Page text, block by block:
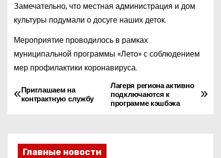
Замечательно, что местная администрация и дом
культуры подумали о досуге наших деток.
Мероприятие проводилось в рамках
муниципальной программы «Лето» с соблюдением
мер профилактики коронавируса.
Н
Лагеря региона активно
подключаются к
программе кэшбэка
Приглашаем на
контрактную службу
Главные новости